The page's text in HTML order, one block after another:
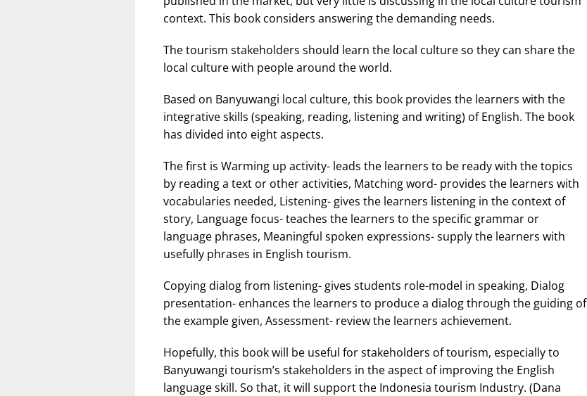
context. This book considers answering the demanding needs.
The tourism stakeholders should learn the local culture so they can share the
local culture with people around the world.
Based on Banyuwangi local culture, this book provides the learners with the
integrative skills (speaking, reading, listening and writing) of English. The book
has divided into eight aspects.
The first is Warming up activity- leads the learners to be ready with the topics
by reading a text or other activities, Matching word- provides the learners with
vocabularies needed, Listening- gives the learners listening in the context of
story, Language focus- teaches the learners to the specific grammar or
language phrases, Meaningful spoken expressions- supply the learners with
usefully phrases in English tourism.
Copying dialog from listening- gives students role-model in speaking, Dialog
presentation- enhances the learners to produce a dialog through the guiding of
the example given, Assessment- review the learners achievement.
Hopefully, this book will be useful for stakeholders of tourism, especially to
Banyuwangi tourism’s stakeholders in the aspect of improving the English
language skill. So that, it will support the Indonesia tourism Industry. (Dana